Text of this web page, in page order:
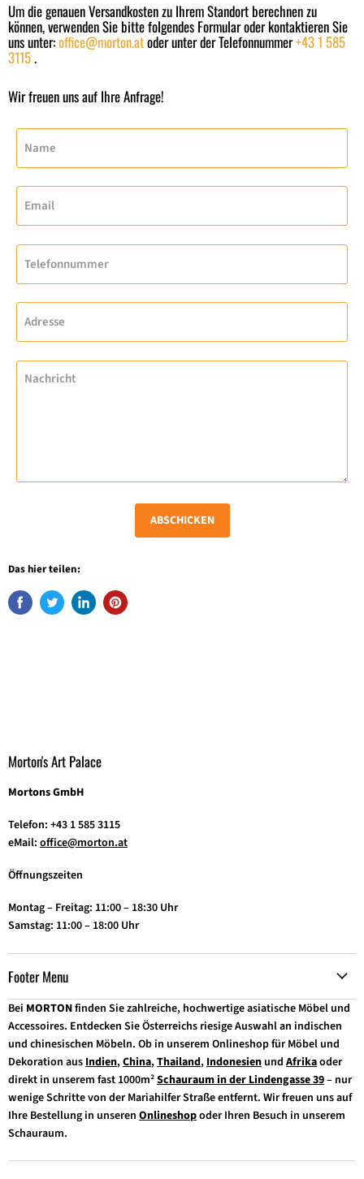
Um die genauen Versandkosten zu Ihrem Standort berechnen zu
können, verwenden Sie bitte folgendes Formular oder kontaktieren Sie
uns unter:office@morton.atoder unter der Telefonnummer+43 1 585
3115.
Wir freuen uns auf Ihre Anfrage!
Name
Email
Telefonnummer
Adresse
Nachricht
ABSCHICKEN
Das hier teilen:
Morton's Art Palace
Mortons GmbH
Telefon: +43 1 585 3115
eMail: office@morton.at
Öffnungszeiten
Montag – Freitag: 11:00 – 18:30 Uhr
Samstag: 11:00 – 18:00 Uhr
Footer Menu
Bei MORTONfinden Sie zahlreiche, hochwertige asiatische Möbel und
Accessoires. Entdecken Sie Österreichs riesige Auswahl an indischen
und chinesischen Möbeln. Ob in unserem Onlineshop für Möbel und
Dekoration aus Indien,China,Thailand, Indonesien und Afrikaoder
direkt in unserem fast 1000m²Schauraum in der Lindengasse 39– nur
wenige Schritte von der Mariahilfer Straße entfernt. Wir freuen uns auf
Ihre Bestellung in unseren Onlineshopoder Ihren Besuch in unserem
Schauraum.